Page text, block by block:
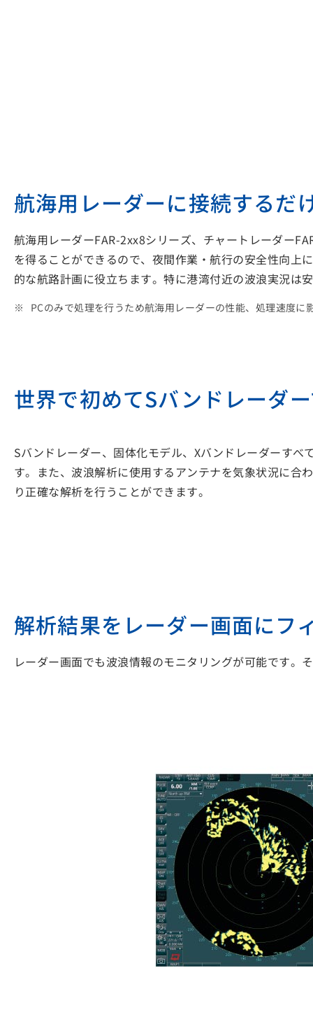
航海用レーダーに接続するだ
航海用レーダーFAR-2xx8シリーズ、チャートレーダー
を得ることができるので、夜間作業・航行の安全性向上
的な航路計画に役立ちます。特に港湾付近の波浪実況は
PCのみで処理を行うため航海用レーダーの性能、処理速度
世界で初めてSバンドレーダ
Sバンドレーダー、固体化モデル、Xバンドレーダーすべ
す。また、波浪解析に使用するアンテナを気象状況に合
り正確な解析を行うことができます。
解析結果をレーダー画面にフ
レーダー画面でも波浪情報のモニタリングが可能です。